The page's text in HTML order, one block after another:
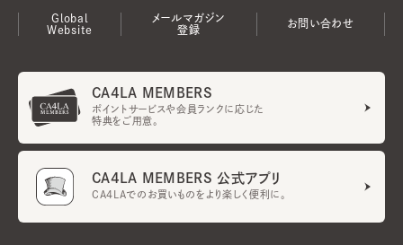
Global
Website
メールマガジン
登録
お問い合わせ
CA4LA MEMBERS
ポイントサービスや会員ランクに応じた
特典をご用意。
CA4LA MEMBERS 公式アプリ
CA4LAでのお買いものをより楽しく便利に。